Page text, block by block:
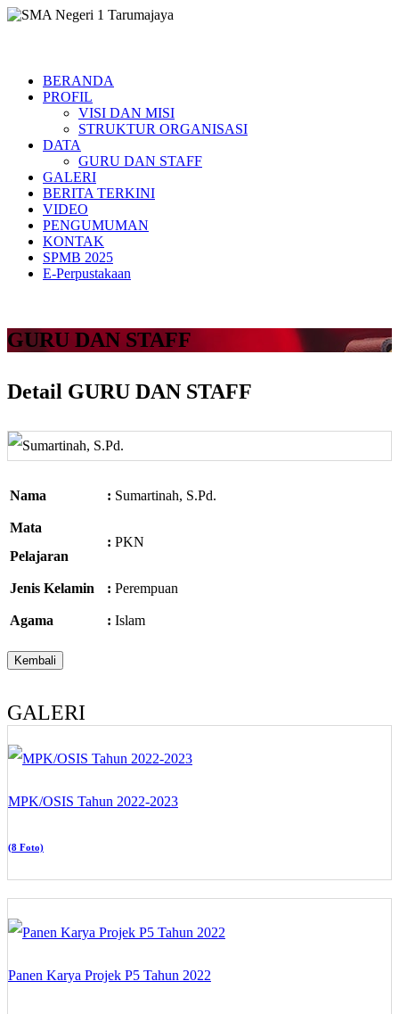
BERANDA
PROFIL
VISI DAN MISI
STRUKTUR ORGANISASI
DATA
GURU DAN STAFF
GALERI
BERITA TERKINI
VIDEO
PENGUMUMAN
KONTAK
SPMB 2025
E-Perpustakaan
GURU DAN STAFF
Detail GURU DAN STAFF
Nama : Sumartinah, S.Pd.
Mata
Pelajaran
: PKN
Jenis Kelamin : Perempuan
Agama : Islam
GALERI
MPK/OSIS Tahun 2022-2023
(8 Foto)
Panen Karya Projek P5 Tahun 2022